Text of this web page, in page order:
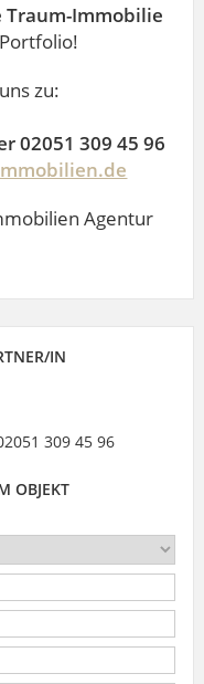
Traum-Immobilie
zu:
02051 309 45 96
Agentur
IN
309 45 96
OBJEKT